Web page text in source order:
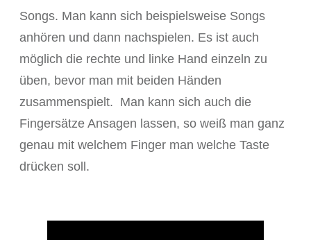
Songs. Man kann sich beispielsweise Songs
anhören und dann nachspielen. Es ist auch
möglich die rechte und linke Hand einzeln zu
üben, bevor man mit beiden Händen
zusammenspielt. Man kann sich auch die
Fingersätze Ansagen lassen, so weiß man ganz
genau mit welchem Finger man welche Taste
drücken soll.